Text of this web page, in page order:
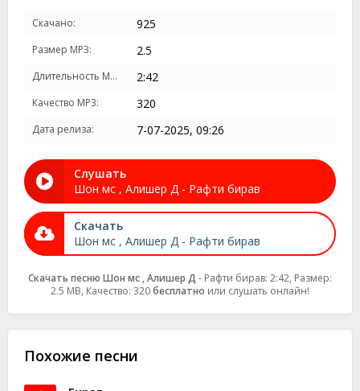
Скачано: 925
Размер MP3: 2.5
Длительность MP3: 2:42
Качество MP3: 320
Дата релиза: 7-07-2025, 09:26
Слушать
Шон мс , Алишер Д - Рафти бирав
Скачать
Шон мс , Алишер Д - Рафти бирав
Скачать песню Шон мс , Алишер Д - Рафти бирав: 2:42, Размер:
2.5 MB, Качество: 320бесплатно или слушать онлайн!
Похожие песни